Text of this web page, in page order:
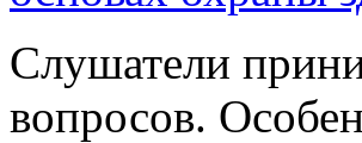
Слушатели
вопросов.